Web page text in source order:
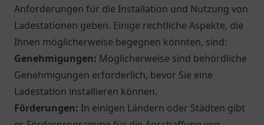
Anforderungen für die Installation und Nutzung von
Ladestationen geben. Einige rechtliche Aspekte, die
Ihnen möglicherweise begegnen könnten, sind:
Genehmigungen: Möglicherweise sind behördliche
Genehmigungen erforderlich, bevor Sie eine
Ladestation installieren können.
Förderungen: In einigen Ländern oder Städten gibt